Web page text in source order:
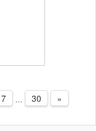
7 ... 30 »